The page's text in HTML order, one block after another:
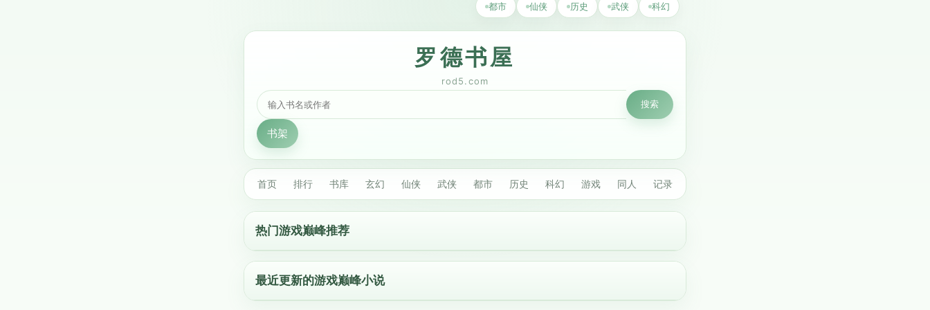
都市 仙侠 历史 武侠 科幻
罗德书屋
rod5.com
搜索
书架
首页 排行 书库 玄幻 仙侠 武侠 都市 历史 科幻 游戏 同人 记录
热门游戏巅峰推荐
最近更新的游戏巅峰小说